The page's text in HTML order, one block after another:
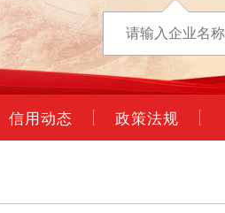
信用动态 政策法规